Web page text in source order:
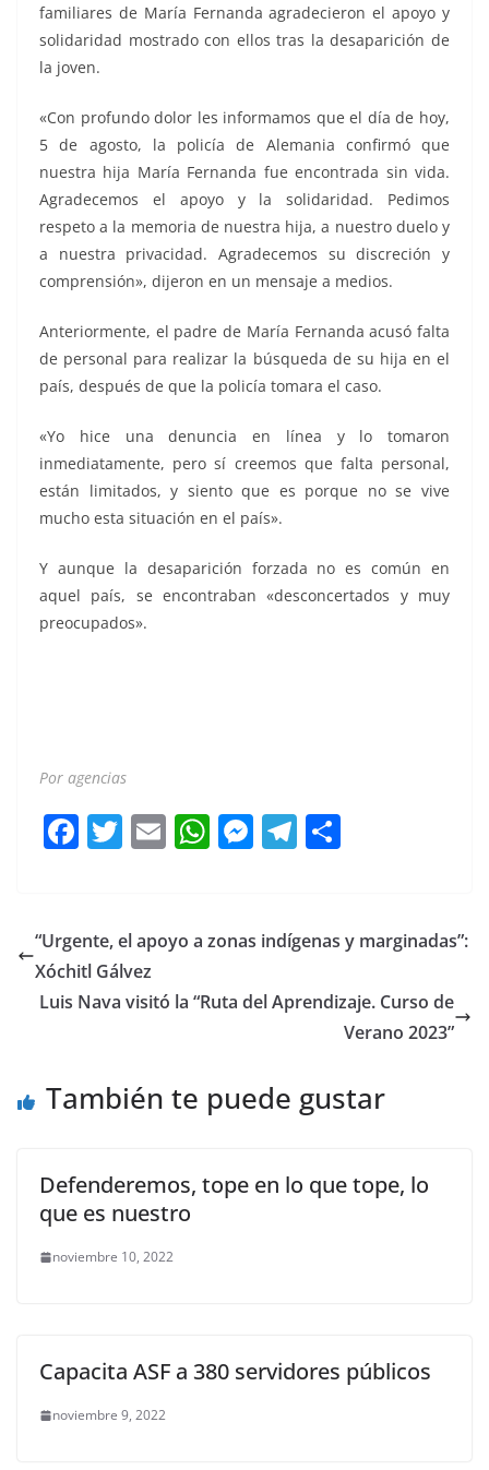
familiares de María Fernanda agradecieron el apoyo y
solidaridad mostrado con ellos tras la desaparición de
la joven.
«Con profundo dolor les informamos que el día de hoy,
5 de agosto, la policía de Alemania confirmó que
nuestra hija María Fernanda fue encontrada sin vida.
Agradecemos el apoyo y la solidaridad. Pedimos
respeto a la memoria de nuestra hija, a nuestro duelo y
a nuestra privacidad. Agradecemos su discreción y
comprensión», dijeron en un mensaje a medios.
Anteriormente, el padre de María Fernanda acusó falta
de personal para realizar la búsqueda de su hija en el
país, después de que la policía tomara el caso.
«Yo hice una denuncia en línea y lo tomaron
inmediatamente, pero sí creemos que falta personal,
están limitados, y siento que es porque no se vive
mucho esta situación en el país».
Y aunque la desaparición forzada no es común en
aquel país, se encontraban «desconcertados y muy
preocupados».
Por agencias
F
e
b
o
T
er
E
l
W
s
p
M
e
g
T
gr
m
p
tir
“Urgente, el apoyo a zonas indígenas y marginadas”:
Xóchitl Gálvez
Luis Nava visitó la “Ruta del Aprendizaje. Curso de
Verano 2023”
También te puede gustar
Defenderemos, tope en lo que tope, lo
que es nuestro
noviembre 10, 2022
Capacita ASF a 380 servidores públicos
noviembre 9, 2022